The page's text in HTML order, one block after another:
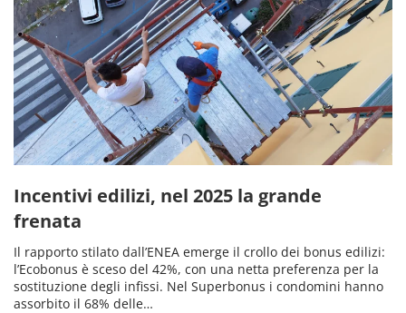
Incentivi edilizi, nel 2025 la grande
frenata
Il rapporto stilato dall’ENEA emerge il crollo dei bonus edilizi:
l’Ecobonus è sceso del 42%, con una netta preferenza per la
sostituzione degli infissi. Nel Superbonus i condomini hanno
assorbito il 68% delle…